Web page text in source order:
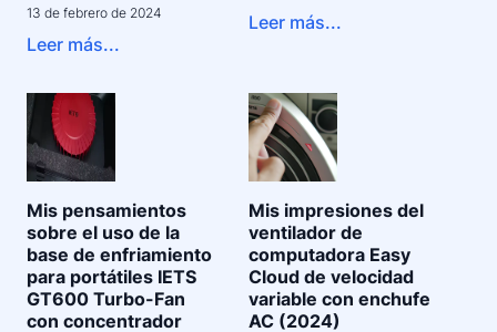
13 de febrero de 2024
Leer más...
Leer más...
Mis pensamientos
sobre el uso de la
base de enfriamiento
para portátiles IETS
GT600 Turbo-Fan
con concentrador
Mis impresiones del
ventilador de
computadora Easy
Cloud de velocidad
variable con enchufe
AC (2024)